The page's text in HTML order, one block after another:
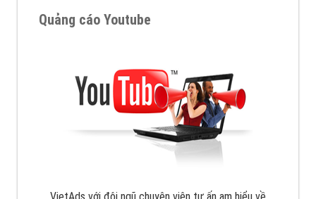
Quảng cáo Youtube